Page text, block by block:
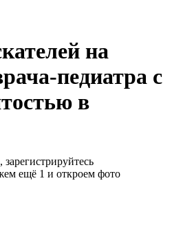
на
педиатра с
в
ещё 1 и откроем фото